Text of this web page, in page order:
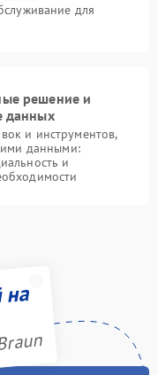
для
решение и
данных
и инструментов,
данными:
и